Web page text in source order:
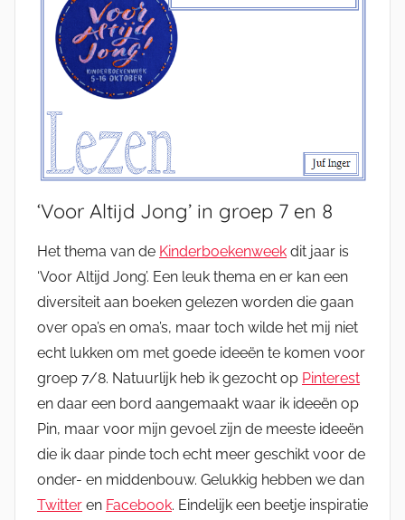
‘Voor Altijd Jong’ in groep 7 en 8
Het thema van de Kinderboekenweek dit jaar is
‘Voor Altijd Jong’. Een leuk thema en er kan een
diversiteit aan boeken gelezen worden die gaan
over opa’s en oma’s, maar toch wilde het mij niet
echt lukken om met goede ideeën te komen voor
groep 7/8. Natuurlijk heb ik gezocht op Pinterest
en daar een bord aangemaakt waar ik ideeën op
Pin, maar voor mijn gevoel zijn de meeste ideeën
die ik daar pinde toch echt meer geschikt voor de
onder- en middenbouw. Gelukkig hebben we dan
Twitter en Facebook. Eindelijk een beetje inspiratie